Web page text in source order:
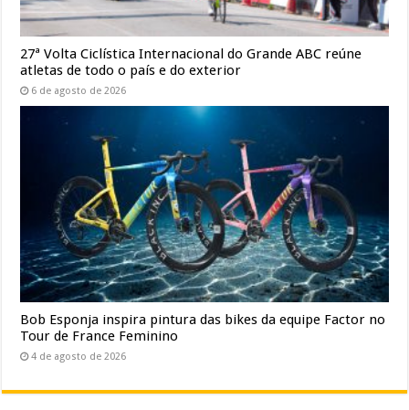
27ª Volta Ciclística Internacional do Grande ABC reúne
atletas de todo o país e do exterior
6 de agosto de 2026
Bob Esponja inspira pintura das bikes da equipe Factor no
Tour de France Feminino
4 de agosto de 2026